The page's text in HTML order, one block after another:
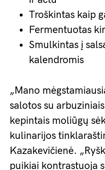
Troškintas kaip
Fermentuotas
Smulkintas į
kalendromis
„Mano
salotos su
kepintais moliūgų
kulinarijos
Kazakevičienė.
puikiai kontrastuoja